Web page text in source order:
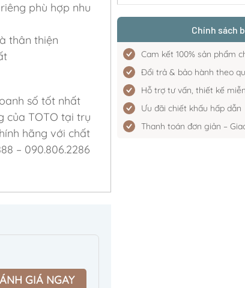
Chính sách
Cam kết 100% sản phẩm
Đổi trả & bảo hành theo
Hỗ trợ tư vấn, thiết kế
Ưu đãi chiết khấu hấp dẫn
Thanh toán đơn giản –
phù hợp nhu
thân thiện
số tốt nhất
của TOTO tại trụ
hãng với chất
– 090.806.2286
GIÁ NGAY